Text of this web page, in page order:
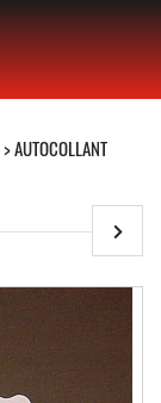
> AUTOCOLLANT